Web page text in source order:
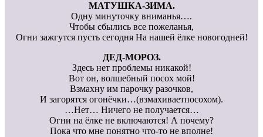
МАТУШКА-ЗИМА.
Одну минуточку вниманья….
Чтобы сбылись все пожеланья,
Огни зажгутся пусть сегодня На нашей ёлке новогодней!
ДЕД-МОРОЗ.
Здесь нет проблемы никакой!
Вот он, волшебный посох мой!
Взмахну им парочку разочков,
И загорятся огонёчки…(взмахиваетпосохом).
…Нет… Ничего не получается…
Огни на ёлке не включаются! А почему?
Пока что мне понятно что-то не вполне!